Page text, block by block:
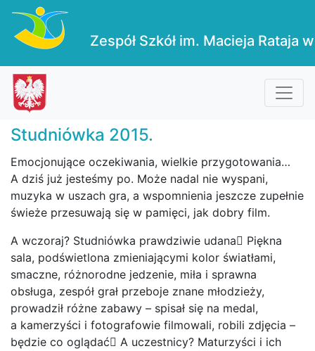
Zespół Szkół im. Macieja Rataja
Studniówka 2015.
Emocjonujące oczekiwania, wielkie przygotowania…
A dziś już jesteśmy po. Może nadal nie wyspani,
muzyka w uszach gra, a wspomnienia jeszcze zupełnie
świeże przesuwają się w pamięci, jak dobry film.
A wczoraj? Studniówka prawdziwie udana Piękna
sala, podświetlona zmieniającymi kolor światłami,
smaczne, różnorodne jedzenie, miła i sprawna
obsługa, zespół grał przeboje znane młodzieży,
prowadził różne zabawy – spisał się na medal,
a kamerzyści i fotografowie filmowali, robili zdjęcia –
będzie co oglądać A uczestnicy? Maturzyści i ich